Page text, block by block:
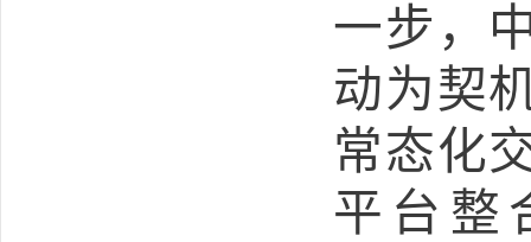
一步，
动为契
常态化
平台整